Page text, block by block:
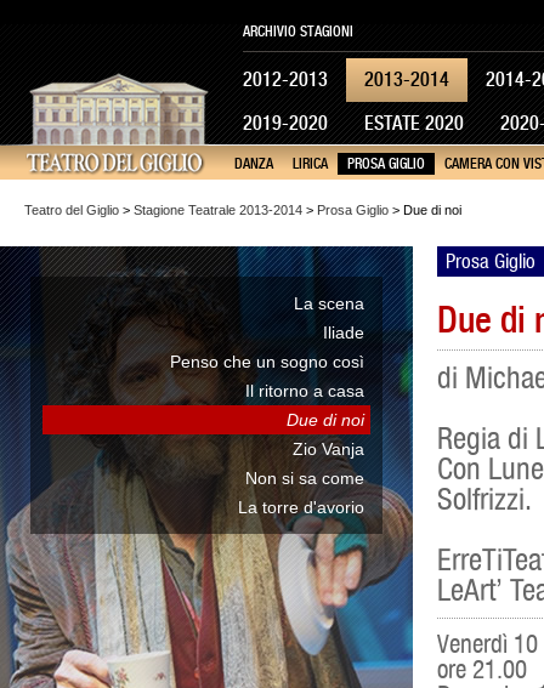
2012-2013 2013-2014
2014-
2019-2020
ESTATE 2020
ARCHIVIO STAGIONI
DANZA LIRICA PROSA GIGLIO CAMERA CON
Teatro del Giglio > Stagione Teatrale 2013-2014 > Prosa Giglio > Due di noi
La scena
Iliade
Penso che un sogno così
Il ritorno a casa
Due di noi
Zio Vanja
Non si sa come
La torre d'avorio
Prosa Giglio
Due di
di
Regia di
Con
Solfrizzi.
LeArt’
Venerdì
ore 21.00